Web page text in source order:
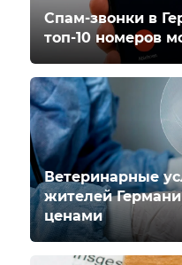
Спам-звонки в
топ-10 номеров
Ветеринарные
жителей
ценами